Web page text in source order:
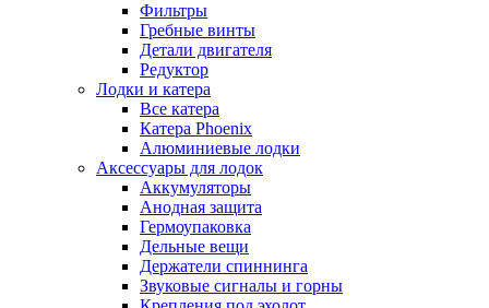
Фильтры
Гребные винты
Детали двигателя
Редуктор
Лодки и катера
Все катера
Катера Phoenix
Алюминиевые лодки
Аксессуары для лодок
Аккумуляторы
Анодная защита
Гермоупаковка
Дельные вещи
Держатели спиннинга
Звуковые сигналы и горны